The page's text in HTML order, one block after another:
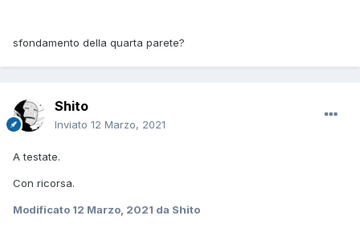
sfondamento della quarta parete?
Shito
Inviato 12 Marzo, 2021
A testate.
Con ricorsa.
Modificato 12 Marzo, 2021 da Shito